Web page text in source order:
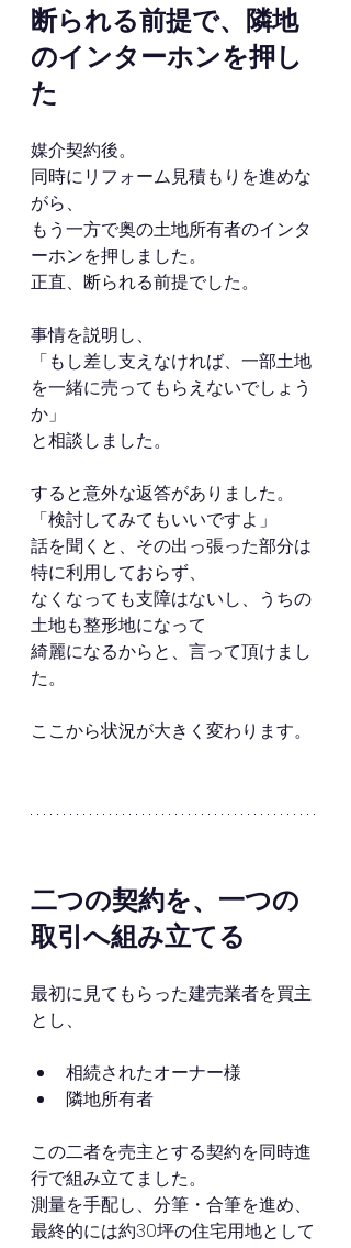
断られる前提で、隣地
のインターホンを押し
た
媒介契約後。
同時にリフォーム見積もりを進めな
がら、
もう一方で奥の土地所有者のインタ
ーホンを押しました。
正直、断られる前提でした。
事情を説明し、
「もし差し支えなければ、一部土地
を一緒に売ってもらえないでしょう
か」
と相談しました。
すると意外な返答がありました。
「検討してみてもいいですよ」
話を聞くと、その出っ張った部分は
特に利用しておらず、
なくなっても支障はないし、うちの
土地も整形地になって
綺麗になるからと、言って頂けまし
た。
ここから状況が大きく変わります。
二つの契約を、一つの
取引へ組み立てる
最初に見てもらった建売業者を買主
とし、
相続されたオーナー様
隣地所有者
この二者を売主とする契約を同時進
行で組み立てました。
測量を手配し、分筆・合筆を進め、
最終的には約30坪の住宅用地として